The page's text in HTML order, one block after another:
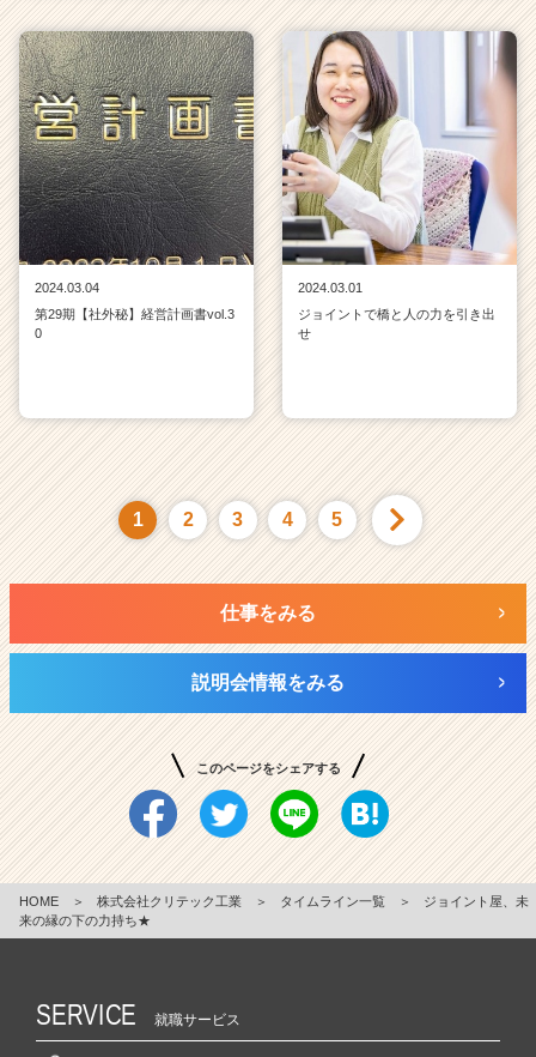
2024.03.04
第29期【社外秘】経営計画書vol.3
0
2024.03.01
ジョイントで橋と人の力を引き出
せ
1 2 3 4 5
仕事をみる
説明会情報をみる
このページをシェアする
HOME ＞ 株式会社クリテック工業 ＞ タイムライン一覧 ＞
ジョイント屋、未
来の縁の下の力持ち★
SERVICE 就職サービス